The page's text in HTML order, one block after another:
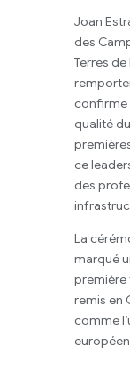
Joan
des
Terres de
confirme
qualité
ce
des
La
marqué
première
remis en
comme